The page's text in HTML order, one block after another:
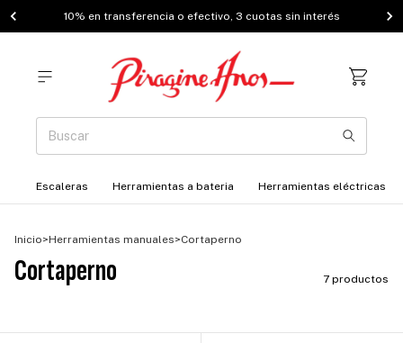
10% en transferencia o efectivo, 3 cuotas sin interés
Escaleras Herramientas a bateria Herramientas eléctricas
Inicio>Herramientas manuales>Cortaperno
Cortaperno 7 productos